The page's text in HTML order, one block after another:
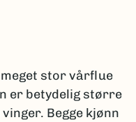
stor vårflue
er betydelig større
Begge kjønn